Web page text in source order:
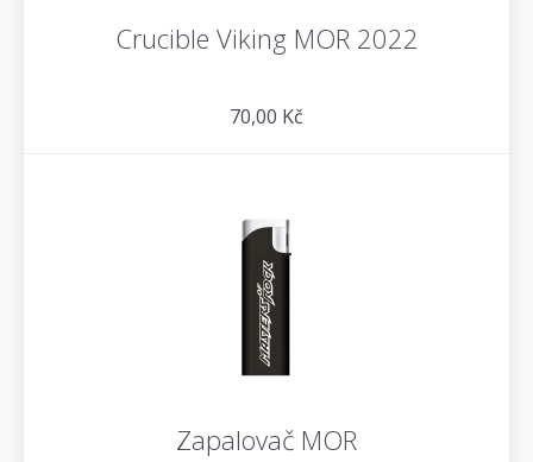
Crucible Viking MOR 2022
70,00 Kč
Zapalovač MOR